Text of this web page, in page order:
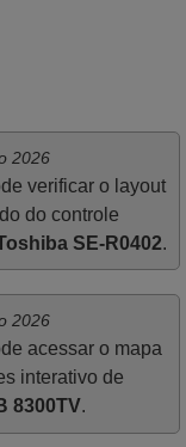
que tinham
podiam não
PORTUGAL
Junho 2025
embalado mas
bem,
Alexandre,
PORTUGAL
Julho 2025
2026
verificar o layout
do controle
SE-R0402.
2026
acessar o mapa
interativo de
8300TV.